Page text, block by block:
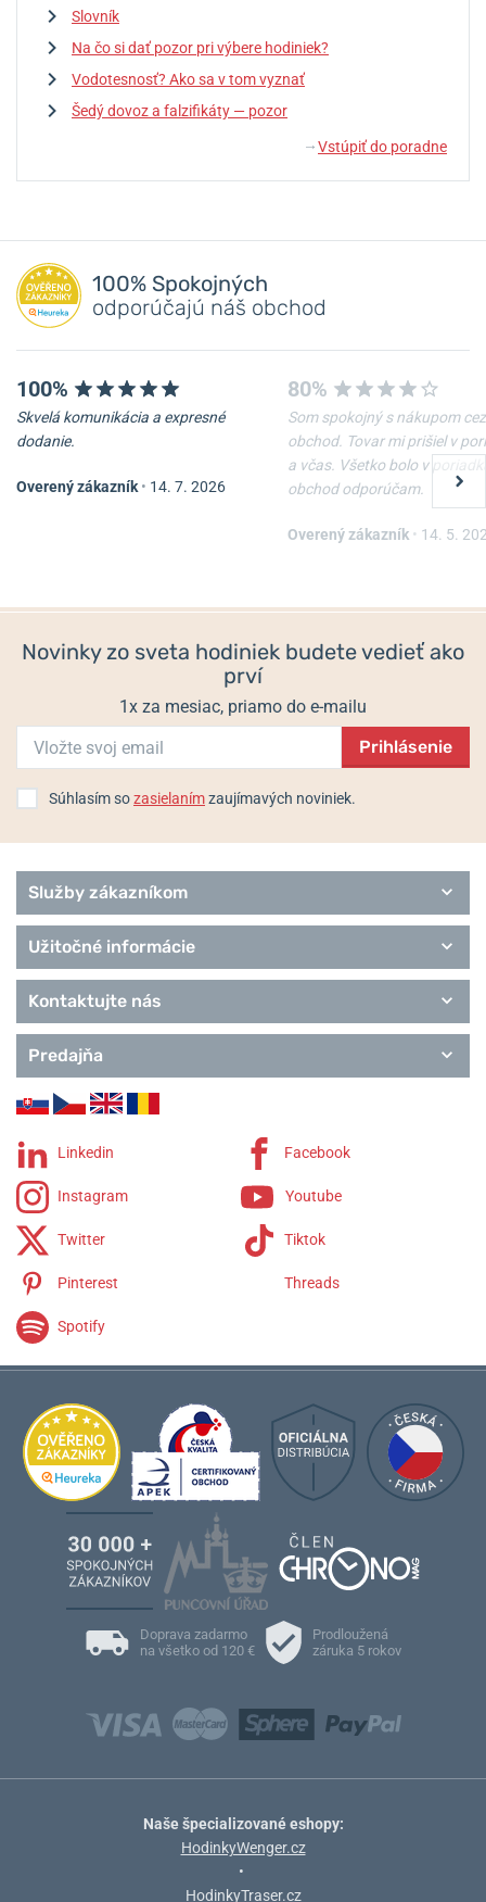
Slovník
Na čo si dať pozor pri výbere hodiniek?
Vodotesnosť? Ako sa v tom vyznať
Šedý dovoz a falzifikáty — pozor
↓ Vstúpiť do poradne
100% Spokojných
odporúčajú náš obchod
100%
Skvelá komunikácia a expresné
dodanie.
Overený zákazník • 14. 7. 2026
80%
Som spokojný s nákupom cez
obchod. Tovar mi prišiel v
a včas. Všetko bolo v
obchod odporúčam.
Overený zákazník • 14. 5.
Novinky zo sveta hodiniek budete vedieť ako
prví
1x za mesiac, priamo do e-mailu
Prihlásenie
Súhlasím sozasielanímzaujímavých noviniek.
Služby zákazníkom
Užitočné informácie
Kontaktujte nás
Predajňa
Linkedin Facebook
Instagram Youtube
Twitter Tiktok
Pinterest Threads
Spotify
Doprava zadarmo
na všetko od 120 €
Prodloužená
záruka 5 rokov
Naše špecializované eshopy:
HodinkyWenger.cz
•
HodinkyTraser.cz